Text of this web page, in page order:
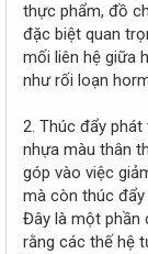
thực phẩm, đồ
đặc biệt quan
mối liên hệ giữa
như rối loạn
2. Thúc đẩy
nhựa màu thân
góp vào việc
mà còn thúc đẩy
Đây là một phần
rằng các thế hệ